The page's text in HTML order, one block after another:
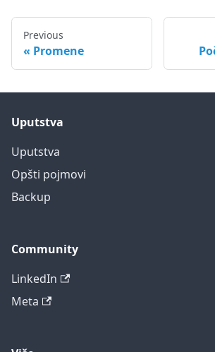
Previous
Promene
Uputstva
Uputstva
Opšti pojmovi
Backup
Community
LinkedIn
Meta